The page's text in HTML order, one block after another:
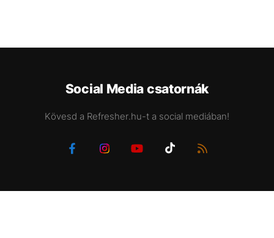
Social Media csatornák
Kövesd a Refresher.hu-t a social mediában!